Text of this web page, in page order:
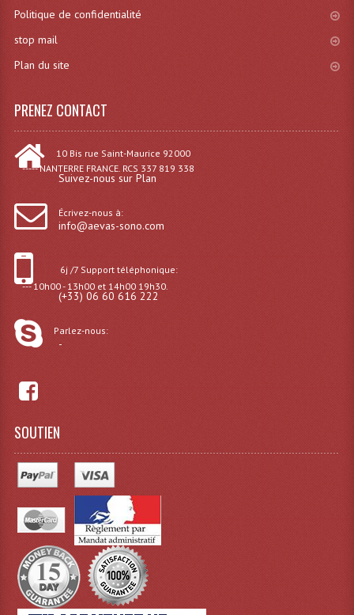
Ampoules - Tubes Lumière Noire Black Gun
Lampes À Décharges
Lampes Dichroique
Lampes Leds
Lyres
Panneaux, Piste Danse À Leds
Petit Effets Lumineux
Projecteur De Gobo
Projecteur Extérieur Multifaisceaux
Politique de confidentialité
stop mail
Plan du site
PRENEZ CONTACT
10 Bis rue Saint-Maurice 92000
----- NANTERRE FRANCE. RCS 337 819 338
Suivez-nous sur Plan
Écrivez-nous à:
info@aevas-sono.com
6j /7 Support téléphonique:
--- 10h00 - 13h00 et 14h00 19h30.
(+33) 06 60 616 222
Parlez-nous:
-
SOUTIEN